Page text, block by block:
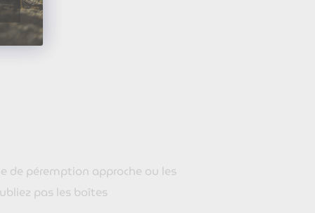
de péremption approche ou les
pas les boîtes